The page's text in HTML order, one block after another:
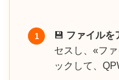
1 💾 ファイルを
セスし、«フ
ックして、